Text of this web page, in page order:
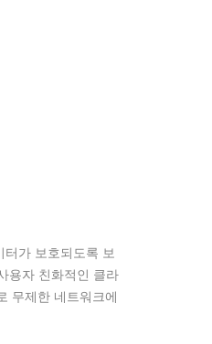
가 보호되도록 보
용자 친화적인 클라
무제한 네트워크에